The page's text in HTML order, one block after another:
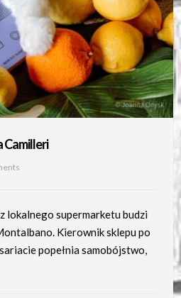
Camilleri
lokalnego supermarketu budzi
Kierownik sklepu po
popełnia samobójstwo,